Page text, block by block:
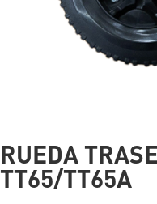
RUEDA
TT65/TT65A